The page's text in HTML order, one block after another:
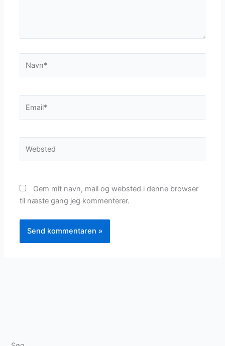
Gem mit navn, mail og websted i denne browser
til næste gang jeg kommenterer.